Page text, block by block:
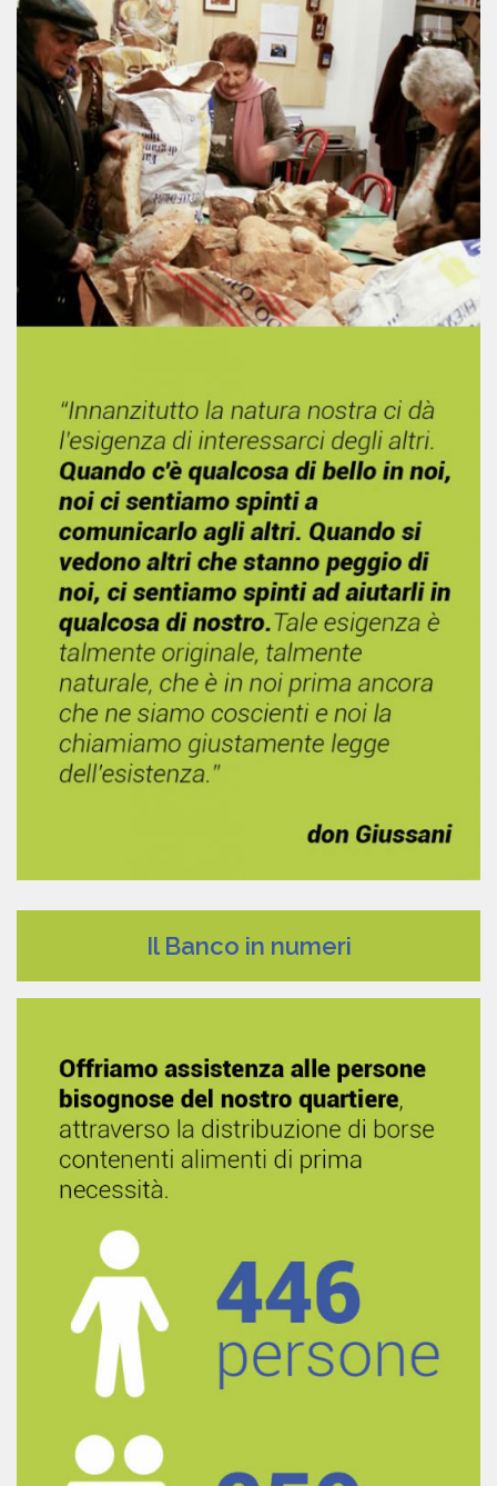
Il Banco in numeri